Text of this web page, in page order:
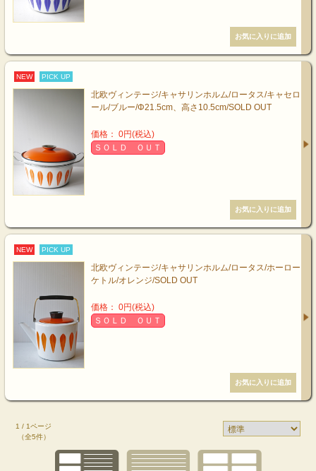
NEW PICK UP
北欧ヴィンテージ/キャサリンホルム/ロータス/キャセロ
ール/ブルー/Φ21.5cm、高さ10.5cm/SOLD OUT
価格： 0円(税込)
ＳＯＬＤ ＯＵＴ
NEW PICK UP
北欧ヴィンテージ/キャサリンホルム/ロータス/ホーロー
ケトル/オレンジ/SOLD OUT
価格： 0円(税込)
ＳＯＬＤ ＯＵＴ
1 / 1ページ
（全5件）